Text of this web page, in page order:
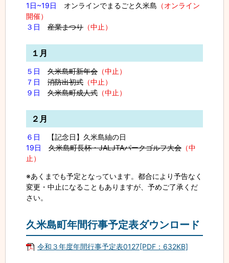
1日~19日 オンラインでまるごと久米島 （オンライン
開催）
３日
産業まつり （中止）
１月
５日 久米島町新年会 （中止）
７日
消防出初式 （中止）
９日
久米島町成人式 （中止）
２月
６日
【記念日】久米島紬の日
19日
久米島町長杯・JALJTAパークゴルフ大会 （中
止）
※あくまでも予定となっています。都合により予告なく
変更・中止になることもありますが、予めご了承くだ
さい。
久米島町年間行事予定表ダウンロード
令和３年度年間行事予定表0127[PDF：632KB]